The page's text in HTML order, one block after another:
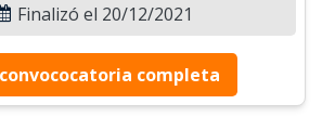
Finalizó el 20/12/2021
completa